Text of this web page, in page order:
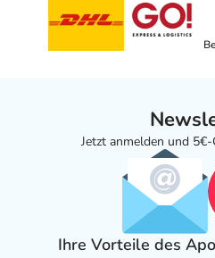
Jetzt anmelden und 5€-
Ihre Vorteile des